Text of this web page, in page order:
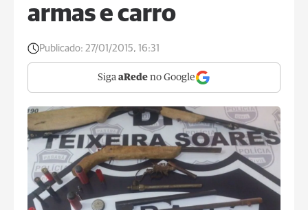
armas e carro
Publicado: 27/01/2015, 16:31
Siga aRede no Google